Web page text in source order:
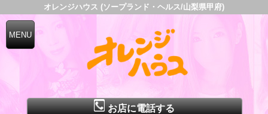
オレンジハウス (ソープランド・ヘルス/山梨県甲府)
お店に電話する